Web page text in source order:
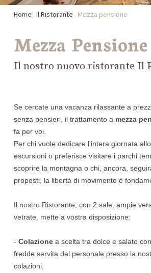
Home . Il Ristorante . Mezza pensione
Mezza Pensione
Il nostro nuovo ristorante Il
Se cercate una vacanza rilassante a
senza pensieri, il trattamento a mezza
fa per voi.
Per chi vuole dedicare l'intera giornata
escursioni o preferisce visitare i parchi
scoprire la montagna o chi, ancora,
proposti, la libertà di movimento è
Il nostro Ristorante, con 2 sale, ampie
vetrate, mette a vostra disposizione:
-Colazione a scelta tra dolce e salato
fredde servita dal personale presso la
colazioni.